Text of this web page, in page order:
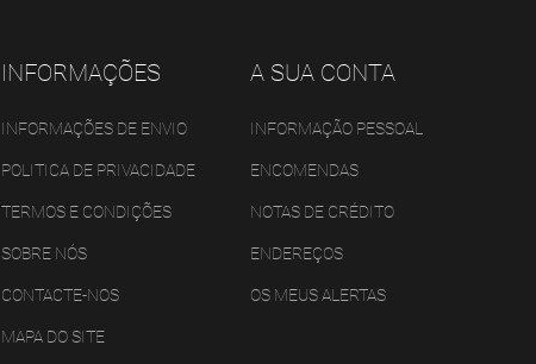
INFORMAÇÕES
INFORMAÇÕES DE ENVIO
POLITICA DE PRIVACIDADE
TERMOS E CONDIÇÕES
SOBRE NÓS
CONTACTE-NOS
MAPA DO SITE
A SUA CONTA
INFORMAÇÃO PESSOAL
ENCOMENDAS
NOTAS DE CRÉDITO
ENDEREÇOS
OS MEUS ALERTAS